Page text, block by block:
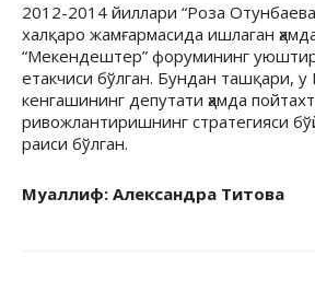
2012-2014 йиллари “Роза
халқаро жамғармасида ишлаган
“Мекендештер” форумининг
етакчиси бўлган. Бундан ташқари, у
кенгашининг депутати ҳамда
ривожлантиришнинг стратегияси
раиси бўлган.
Муаллиф: Александра Титова